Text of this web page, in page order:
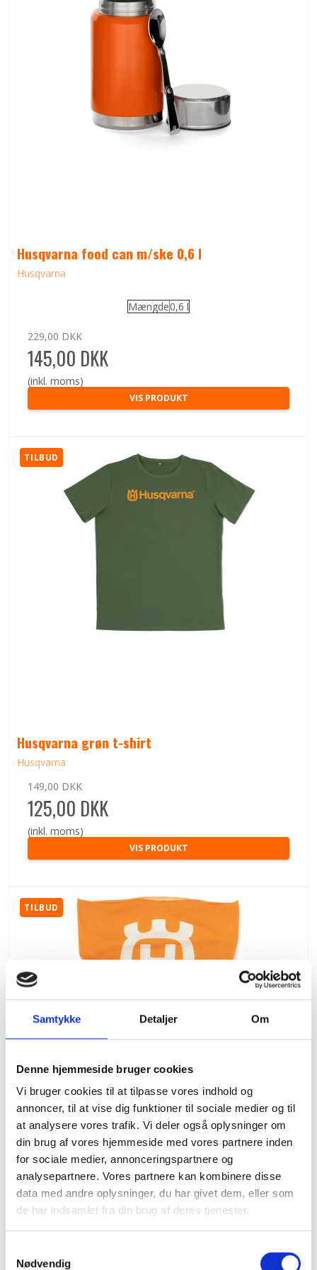
Samtykke Detaljer Om
Denne hjemmeside bruger cookies
Vi bruger cookies til at tilpasse vores indhold og
annoncer, til at vise dig funktioner til sociale medier og til
at analysere vores trafik. Vi deler også oplysninger om
din brug af vores hjemmeside med vores partnere inden
for sociale medier, annonceringspartnere og
analysepartnere. Vores partnere kan kombinere disse
data med andre oplysninger, du har givet dem, eller som
de har indsamlet fra din brug af deres tjenester.
Nødvendig
Husqvarna food can m/ske 0,6 l
Husqvarna
Mængde0,6 l
229,00 DKK
145,00 DKK
(inkl. moms)
VIS PRODUKT
TILBUD
Husqvarna grøn t-shirt
Husqvarna
149,00 DKK
125,00 DKK
(inkl. moms)
VIS PRODUKT
TILBUD
Husqvarna halsedisse
Husqvarna
49,00 DKK